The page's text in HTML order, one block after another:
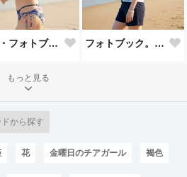
R15・フォトブック。ビーチ フォトブック。ビーチ
もっと見る
から探す
花 金曜日のチアガール 褐色